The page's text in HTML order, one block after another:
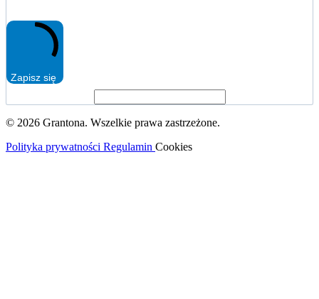
Zapisz się
© 2026 Grantona. Wszelkie prawa zastrzeżone.
Polityka prywatności Regulamin Cookies